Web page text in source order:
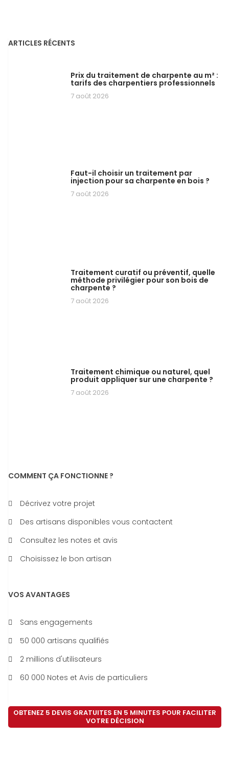
ARTICLES RÉCENTS
Prix du traitement de charpente au m² :
tarifs des charpentiers professionnels
7 août 2026
Faut-il choisir un traitement par
injection pour sa charpente en bois ?
7 août 2026
Traitement curatif ou préventif, quelle
méthode privilégier pour son bois de
charpente ?
7 août 2026
Traitement chimique ou naturel, quel
produit appliquer sur une charpente ?
7 août 2026
COMMENT ÇA FONCTIONNE ?
Décrivez votre projet
Des artisans disponibles vous contactent
Consultez les notes et avis
Choisissez le bon artisan
VOS AVANTAGES
Sans engagements
50 000 artisans qualifiés
2 millions d'utilisateurs
60 000 Notes et Avis de particuliers
OBTENEZ 5 DEVIS GRATUITES EN 5 MINUTES POUR FACILITER
VOTRE DÉCISION